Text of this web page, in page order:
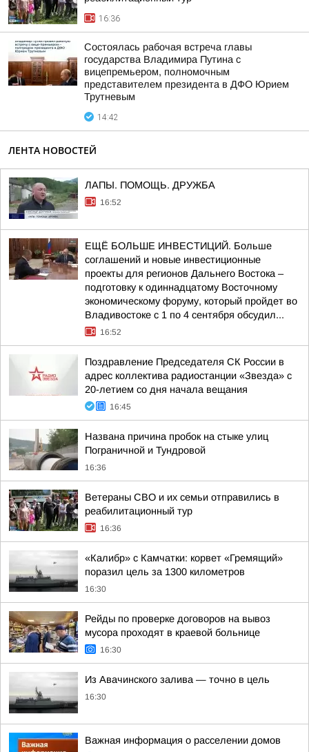
16:36
Состоялась рабочая встреча главы
государства Владимира Путина с
вицепремьером, полномочным
представителем президента в ДФО Юрием
Трутневым
14:42
ЛЕНТА НОВОСТЕЙ
ЛАПЫ. ПОМОЩЬ. ДРУЖБА
16:52
ЕЩЁ БОЛЬШЕ ИНВЕСТИЦИЙ. Больше
соглашений и новые инвестиционные
проекты для регионов Дальнего Востока –
подготовку к одиннадцатому Восточному
экономическому форуму, который пройдет во
Владивостоке с 1 по 4 сентября обсудил...
16:52
Поздравление Председателя СК России в
адрес коллектива радиостанции «Звезда» с
20-летием со дня начала вещания
16:45
Названа причина пробок на стыке улиц
Пограничной и Тундровой
16:36
Ветераны СВО и их семьи отправились в
реабилитационный тур
16:36
«Калибр» с Камчатки: корвет «Гремящий»
поразил цель за 1300 километров
16:30
Рейды по проверке договоров на вывоз
мусора проходят в краевой больнице
16:30
Из Авачинского залива — точно в цель
16:30
Важная информация о расселении домов